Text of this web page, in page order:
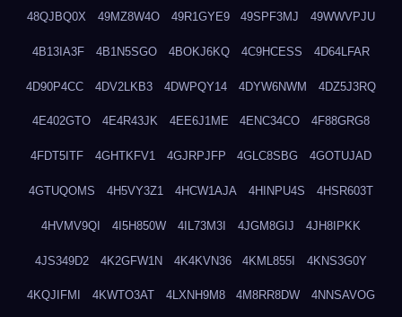
48QJBQ0X 49MZ8W4O 49R1GYE9 49SPF3MJ 49WWVPJU
4B13IA3F 4B1N5SGO 4BOKJ6KQ 4C9HCESS 4D64LFAR
4D90P4CC 4DV2LKB3 4DWPQY14 4DYW6NWM 4DZ5J3RQ
4E402GTO 4E4R43JK 4EE6J1ME 4ENC34CO 4F88GRG8
4FDT5ITF 4GHTKFV1 4GJRPJFP 4GLC8SBG 4GOTUJAD
4GTUQOMS 4H5VY3Z1 4HCW1AJA 4HINPU4S 4HSR603T
4HVMV9QI 4I5H850W 4IL73M3I 4JGM8GIJ 4JH8IPKK
4JS349D2 4K2GFW1N 4K4KVN36 4KML855I 4KNS3G0Y
4KQJIFMI 4KWTO3AT 4LXNH9M8 4M8RR8DW 4NNSAVOG